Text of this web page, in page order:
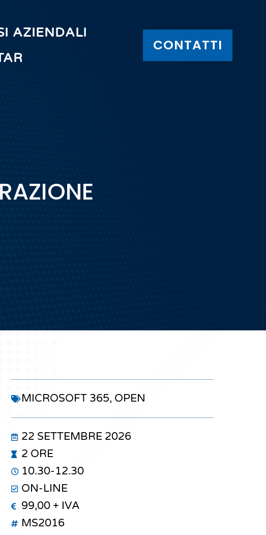
AZIENDALI
CONTATTI
MICROSOFT 365, OPEN
22 SETTEMBRE 2026
2 ORE
10.30-12.30
ON-LINE
99,00 + IVA
MS2016